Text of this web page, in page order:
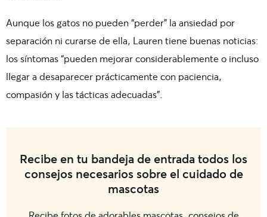
Aunque los gatos no pueden “perder” la ansiedad por
separación ni curarse de ella, Lauren tiene buenas noticias:
los síntomas “pueden mejorar considerablemente o incluso
llegar a desaparecer prácticamente con paciencia,
compasión y las tácticas adecuadas”.
Recibe en tu bandeja de entrada todos los
consejos necesarios sobre el cuidado de
mascotas